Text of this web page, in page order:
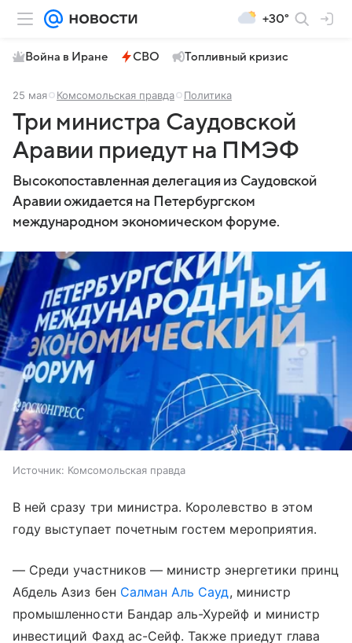
+30°
Война в Иране СВО Топливный кризис
25 мая Комсомольская правда Политика
Три министра Саудовской
Аравии приедут на ПМЭФ
Высокопоставленная делегация из Саудовской
Аравии ожидается на Петербургском
международном экономическом форуме.
Источник: Комсомольская правда
В ней сразу три министра. Королевство в этом
году выступает почетным гостем мероприятия.
— Среди участников — министр энергетики принц
Абдель Азиз бен Салман Аль Сауд, министр
промышленности Бандар аль-Хурейф и министр
инвестиций Фахд ас-Сейф. Также приедут глава